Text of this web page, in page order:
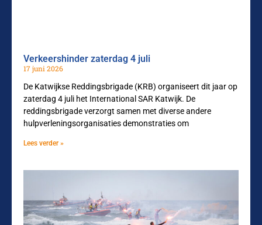
Verkeershinder zaterdag 4 juli
17 juni 2026
De Katwijkse Reddingsbrigade (KRB) organiseert dit jaar op
zaterdag 4 juli het International SAR Katwijk. De
reddingsbrigade verzorgt samen met diverse andere
hulpverleningsorganisaties demonstraties om
Lees verder »